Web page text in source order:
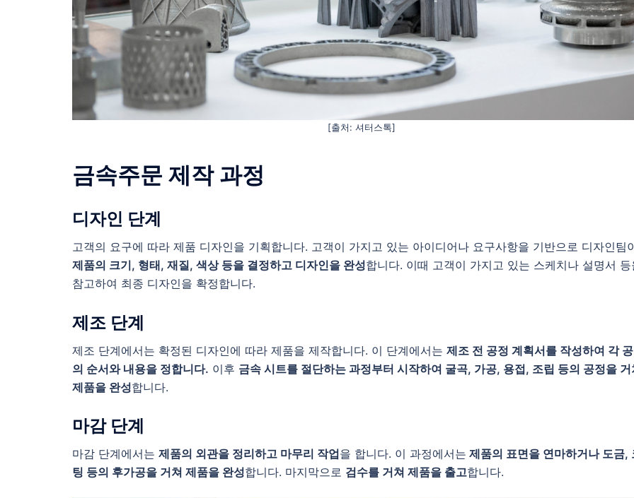
[출처: 셔터스톡]
금속주문 제작 과정
디자인 단계
고객의 요구에 따라 제품 디자인을 기획합니다. 고객이 가지고 있는 아이디어나 요구사항을 기반으로 디자인팀
제품의 크기, 형태, 재질, 색상 등을 결정하고 디자인을 완성합니다. 이때 고객이 가지고 있는 스케치나 설명서 등
참고하여 최종 디자인을 확정합니다.
제조 단계
제조 단계에서는 확정된 디자인에 따라 제품을 제작합니다. 이 단계에서는 제조 전 공정 계획서를 작성하여 각
의 순서와 내용을 정합니다. 이후 금속 시트를 절단하는 과정부터 시작하여 굴곡, 가공, 용접, 조립 등의 공정을 거
제품을 완성합니다.
마감 단계
마감 단계에서는 제품의 외관을 정리하고 마무리 작업을 합니다. 이 과정에서는 제품의 표면을 연마하거나 도금,
팅 등의 후가공을 거쳐 제품을 완성합니다. 마지막으로 검수를 거쳐 제품을 출고합니다.